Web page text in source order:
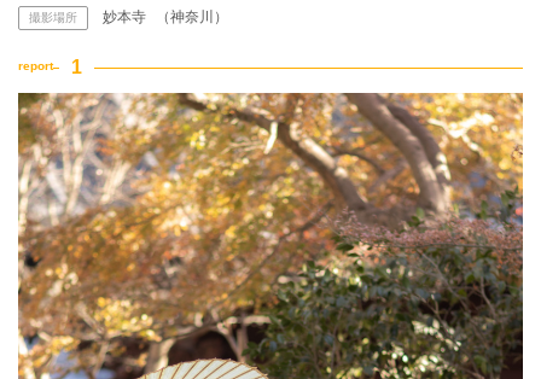
撮影場所 妙本寺 （神奈川）